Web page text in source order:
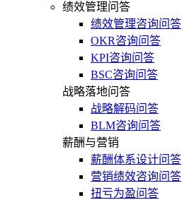
绩效管理问答
绩效管理咨询问答
OKR咨询问答
KPI咨询问答
BSC咨询问答
战略落地问答
战略解码问答
BLM咨询问答
薪酬与营销
薪酬体系设计问答
营销绩效咨询问答
扭亏为盈问答